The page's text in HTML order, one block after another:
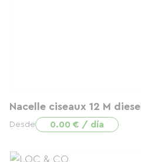
Nacelle ciseaux 12 M diesel
Desde 0.00 € / día